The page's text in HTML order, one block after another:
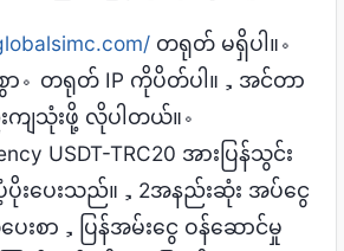
တရုတ် မရှိပါ။。
စွာ。တရုတ် IP ကိုပိတ်ပါ။，အင်တာ
ျသုံးဖို့ လိုပါတယ်။。
USDT-TRC20 အားပြန်သွင်း
ပိုးပေးသည်။，2အနည်းဆုံး အပ်ငွေ
ေးစာ，ပြန်အမ်းငွေ ဝန်ဆောင်မှု